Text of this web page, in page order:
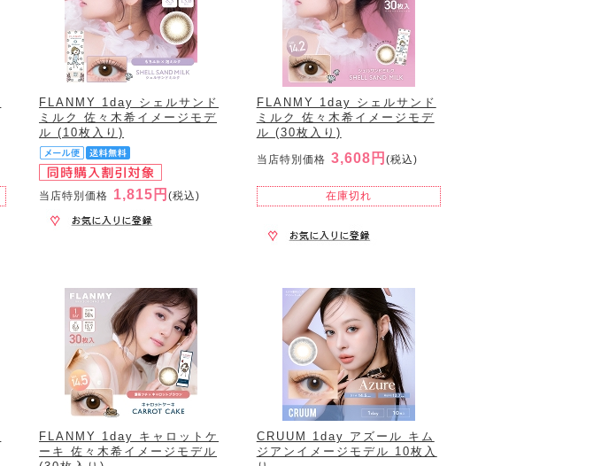
FLANMY 1day シェルサンド
ミルク 佐々木希イメージモデ
ル (10枚入り)
当店特別価格 1,815円(税込)
FLANMY 1day シェルサンド
ミルク 佐々木希イメージモデ
ル (30枚入り)
当店特別価格 3,608円 (税込)
在庫切れ
FLANMY 1day キャロットケ
ーキ 佐々木希イメージモデル
CRUUM 1day アズール キム
ジアンイメージモデル 10枚入